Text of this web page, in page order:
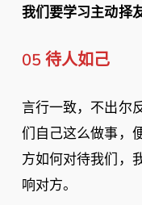
我们要学习主动择友
05 待人如己
言行一致，不出尔
们自己这么做事，
方如何对待我们，
响对方。